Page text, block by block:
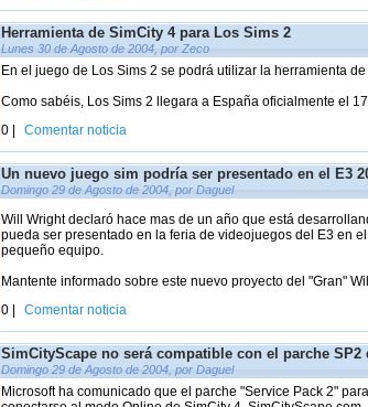
Herramienta de SimCity 4 para Los Sims 2
Lunes 30 de Agosto de 2004, por Zeco
En el juego de Los Sims 2 se podrá utilizar la herramienta
Como sabéis, Los Sims 2 llegara a España oficialmente el
0 |
Comentar noticia
Un nuevo juego sim podría ser presentado en el E3
Domingo 29 de Agosto de 2004, por Daguel
Will Wright declaró hace mas de un año que está
pueda ser presentado en la feria de videojuegos del E3 en
pequeño equipo.
Mantente informado sobre este nuevo proyecto del "Gran"
0 |
Comentar noticia
SimCityScape no será compatible con el parche SP2
Domingo 29 de Agosto de 2004, por Daguel
Microsoft ha comunicado que el parche "Service Pack 2"